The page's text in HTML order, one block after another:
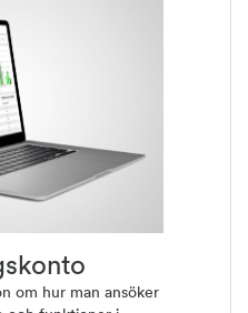
om hur man ansöker